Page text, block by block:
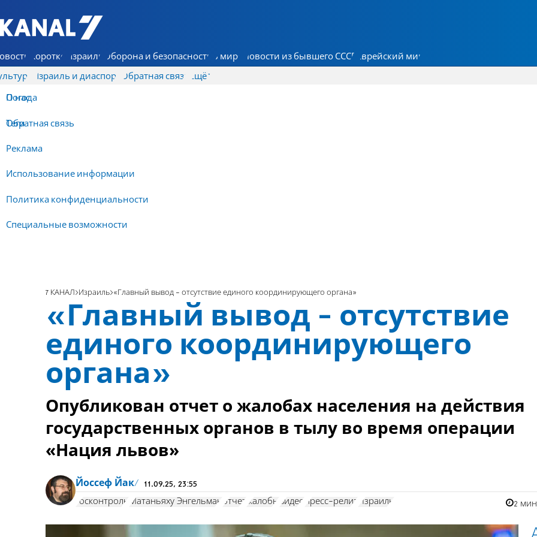
7 КАНАЛ - Аруц Шева
Коротко Израиль Оборона и безопасность В мире Новости из бывшего СССР Еврейский мир
Израиль и диаспора Обратная связь
О нас
Обратная связь
Реклама
Использование информации
Политика конфиденциальности
Специальные возможности
Ещё
Погода
Теги
7 КАНАЛ Израиль «Главный вывод - отсутствие единого координирующего органа»
«Главный вывод - отсутствие
единого координирующего
органа»
Опубликован отчет о жалобах населения на действия
государственных органов в тылу во время операции
«Нация львов»
Йоссеф Йак 11.09.25, 23:55
госконтроль Матаньяху Энгельман отчет жалобы видео пресс-релиз Израиль 2